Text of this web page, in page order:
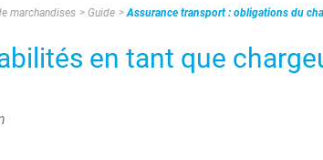
marchandises Guide Assurance transport : obligations du
en tant que